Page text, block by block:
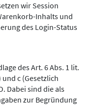
wir Session
Inhalts und
des Login-Status
des Art. 6 Abs. 1 lit.
c (Gesetzlich
Dabei sind die als
zur Begründung